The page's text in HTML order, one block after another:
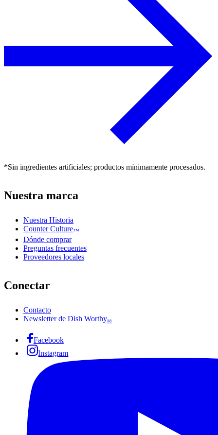
*Sin ingredientes artificiales; productos mínimamente procesados.
Nuestra marca
Nuestra Historia
Counter Culture™
Dónde comprar
Preguntas frecuentes
Proveedores locales
Conectar
Contacto
Newsletter de Dish Worthy®
Facebook
Instagram